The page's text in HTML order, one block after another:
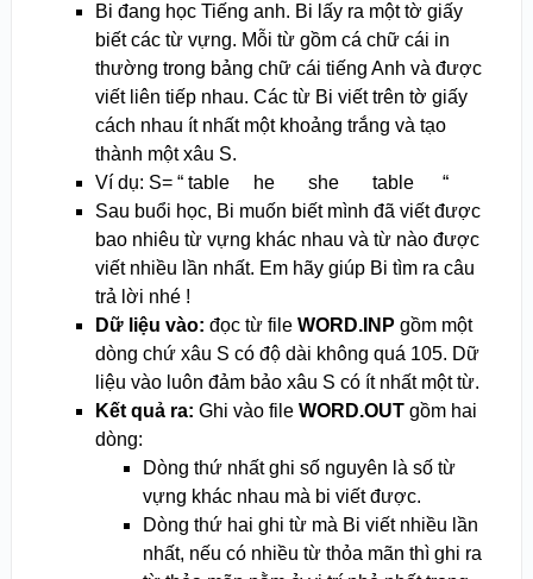
Bi đang học Tiếng anh. Bi lấy ra một tờ giấy
biết các từ vựng. Mỗi từ gồm cá chữ cái in
thường trong bảng chữ cái tiếng Anh và được
viết liên tiếp nhau. Các từ Bi viết trên tờ giấy
cách nhau ít nhất một khoảng trắng và tạo
thành một xâu S.
Ví dụ: S= “ table he she table “
Sau buổi học, Bi muốn biết mình đã viết được
bao nhiêu từ vựng khác nhau và từ nào được
viết nhiều lần nhất. Em hãy giúp Bi tìm ra câu
trả lời nhé !
Dữ liệu vào: đọc từ file WORD.INP gồm một
dòng chứ xâu S có độ dài không quá 105. Dữ
liệu vào luôn đảm bảo xâu S có ít nhất một từ.
Kết quả ra: Ghi vào file WORD.OUTgồm hai
dòng:
Dòng thứ nhất ghi số nguyên là số từ
vựng khác nhau mà bi viết được.
Dòng thứ hai ghi từ mà Bi viết nhiều lần
nhất, nếu có nhiều từ thỏa mãn thì ghi ra